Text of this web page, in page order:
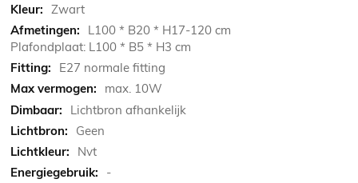
Zwart
L100 * B20 * H17-120 cm
Plafondplaat: L100 * B5 * H3 cm
E27 normale fitting
max. 10W
Lichtbron afhankelijk
Geen
Nvt
-